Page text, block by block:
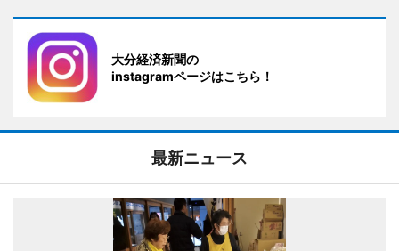
大分経済新聞の
instagramページはこちら！
最新ニュース